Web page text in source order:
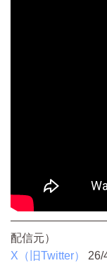
配信元）
X（旧Twitter）
26/